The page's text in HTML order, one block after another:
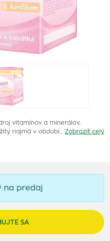
vitamínov a minerálov,
najmä v období…
Zobraziť celý
na predaj
SA